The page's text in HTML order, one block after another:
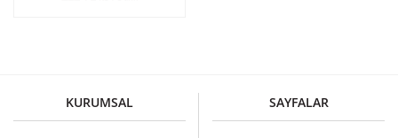
KURUMSAL SAYFALAR